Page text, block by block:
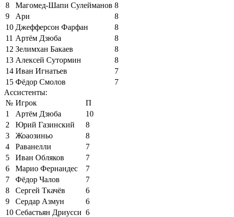
8
Магомед-Шапи Сулейманов 8
9
Ари
8
10 Джефферсон Фарфан
8
11 Артём Дзюба
8
12 Зелимхан Бакаев
8
13 Алексей Сутормин
8
14 Иван Игнатьев
7
15 Фёдор Смолов
7
Ассистенты:
№ Игрок
П
1
Артём Дзюба
10
2
Юрий Газинский
8
3
Жоаозиньо
8
4
Раванелли
7
5
Иван Обляков
7
6
Марио Фернандес
7
7
Фёдор Чалов
7
8
Сергей Ткачёв
6
9
Сердар Азмун
6
10 Себастьян Дриусси 6